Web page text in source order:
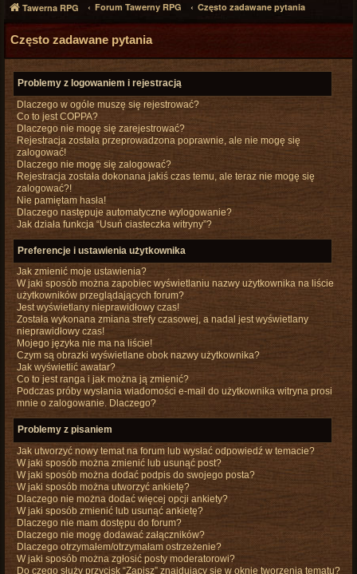
Tawerna RPG Forum Tawerny RPG Często zadawane pytania
Często zadawane pytania
Problemy z logowaniem i rejestracją
Dlaczego w ogóle muszę się rejestrować?
Co to jest COPPA?
Dlaczego nie mogę się zarejestrować?
Rejestracja została przeprowadzona poprawnie, ale nie mogę się
zalogować!
Dlaczego nie mogę się zalogować?
Rejestracja została dokonana jakiś czas temu, ale teraz nie mogę się
zalogować?!
Nie pamiętam hasła!
Dlaczego następuje automatyczne wylogowanie?
Jak działa funkcja “Usuń ciasteczka witryny”?
Preferencje i ustawienia użytkownika
Jak zmienić moje ustawienia?
W jaki sposób można zapobiec wyświetlaniu nazwy użytkownika na liście
użytkowników przeglądających forum?
Jest wyświetlany nieprawidłowy czas!
Została wykonana zmiana strefy czasowej, a nadal jest wyświetlany
nieprawidłowy czas!
Mojego języka nie ma na liście!
Czym są obrazki wyświetlane obok nazwy użytkownika?
Jak wyświetlić awatar?
Co to jest ranga i jak można ją zmienić?
Podczas próby wysłania wiadomości e-mail do użytkownika witryna prosi
mnie o zalogowanie. Dlaczego?
Problemy z pisaniem
Jak utworzyć nowy temat na forum lub wysłać odpowiedź w temacie?
W jaki sposób można zmienić lub usunąć post?
W jaki sposób można dodać podpis do swojego posta?
W jaki sposób można utworzyć ankietę?
Dlaczego nie można dodać więcej opcji ankiety?
W jaki sposób zmienić lub usunąć ankietę?
Dlaczego nie mam dostępu do forum?
Dlaczego nie mogę dodawać załączników?
Dlaczego otrzymałem/otrzymałam ostrzeżenie?
W jaki sposób można zgłosić posty moderatorowi?
Do czego służy przycisk “Zapisz” znajdujący się w oknie tworzenia tematu?